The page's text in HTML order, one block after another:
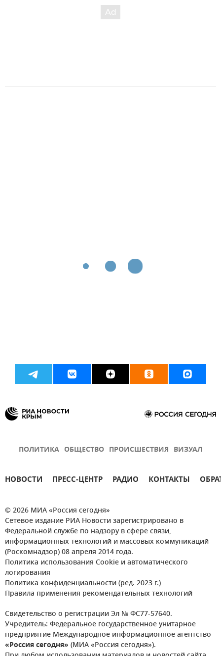
ПОЛИТИКА ОБЩЕСТВО ПРОИСШЕСТВИЯ ВИЗУАЛ
НОВОСТИ ПРЕСС-ЦЕНТР РАДИО КОНТАКТЫ
© 2026 МИА «Россия сегодня»
Сетевое издание РИА Новости зарегистрировано в
Федеральной службе по надзору в сфере связи,
информационных технологий и массовых коммуникаций
(Роскомнадзор) 08 апреля 2014 года.
Политика использования Cookie и автоматического
логирования
Политика конфиденциальности (ред. 2023 г.)
Правила применения рекомендательных технологий
Свидетельство о регистрации Эл № ФС77-57640.
Учредитель: Федеральное государственное унитарное
предприятие Международное информационное агентство
«Россия сегодня» (МИА «Россия сегодня»).